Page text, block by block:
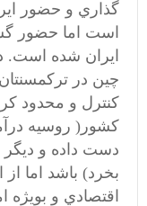
گذاري و حضور
است اما حضور
ايران شده است.
چين در
كنترل و محدود
كشور( روسیه
دست داده و دیگر
بخرد) باشد اما از
اقتصادي و بويژه